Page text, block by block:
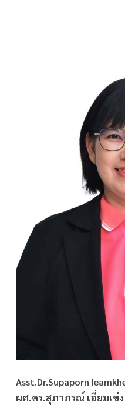
Asst.Dr.Supaporn
ผศ.ดร.สุภาภรณ์ เอี่ยมเข่ง